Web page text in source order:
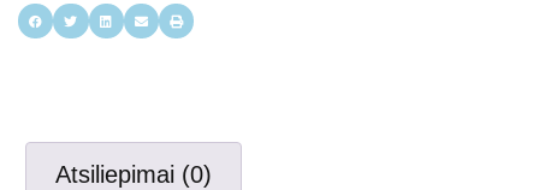
Atsiliepimai (0)